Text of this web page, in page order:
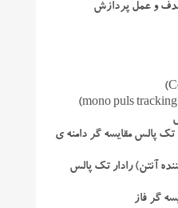
و عمل پردازش
تک پالس مقایسه گر دامنه ی
آنتن) رادار تک پالس
گر فاز